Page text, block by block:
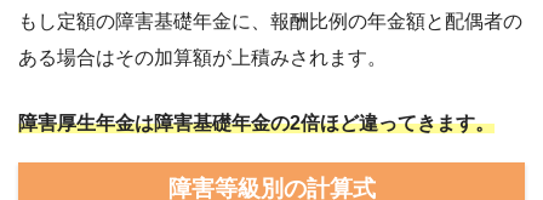
もし定額の障害基礎年金に
、報酬比例の年金額と配偶者の
ある場合はその加算額が上積みされます。
障害厚生年金は障害基礎年金の2倍ほど違ってきます。
障害等級別の計算式